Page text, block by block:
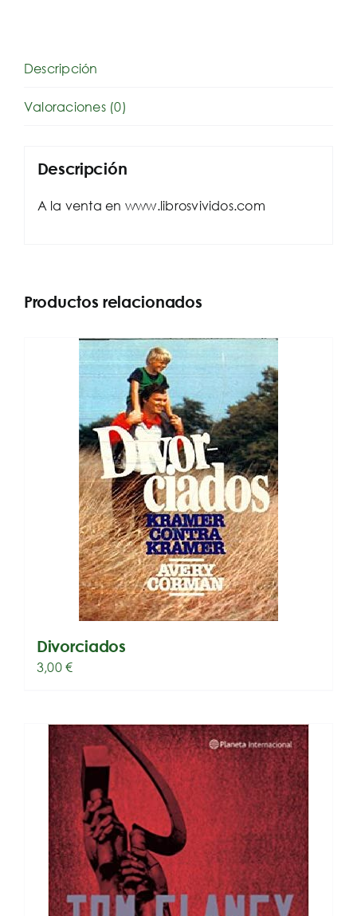
Descripción
Valoraciones (0)
Descripción
A la venta en www.librosvividos.com
Productos relacionados
Divorciados
3,00€